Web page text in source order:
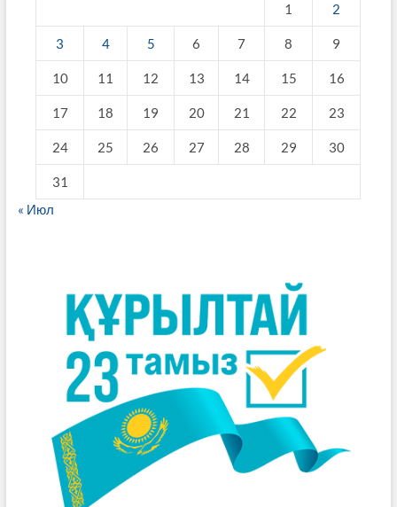
1 2
3 4 5 6 7 8 9
10 11 12 13 14 15 16
17 18 19 20 21 22 23
24 25 26 27 28 29 30
31
« Июл